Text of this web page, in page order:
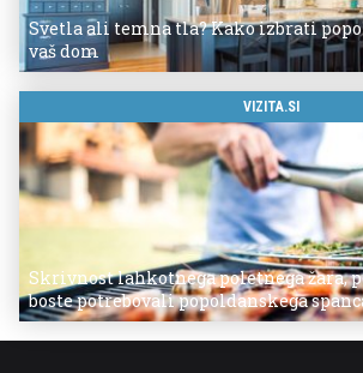
Svetla ali temna tla? Kako izbrati
vaš dom
VIZITA.SI
Skrivnost lahkotnega poletnega žara,
boste potrebovali popoldanskega